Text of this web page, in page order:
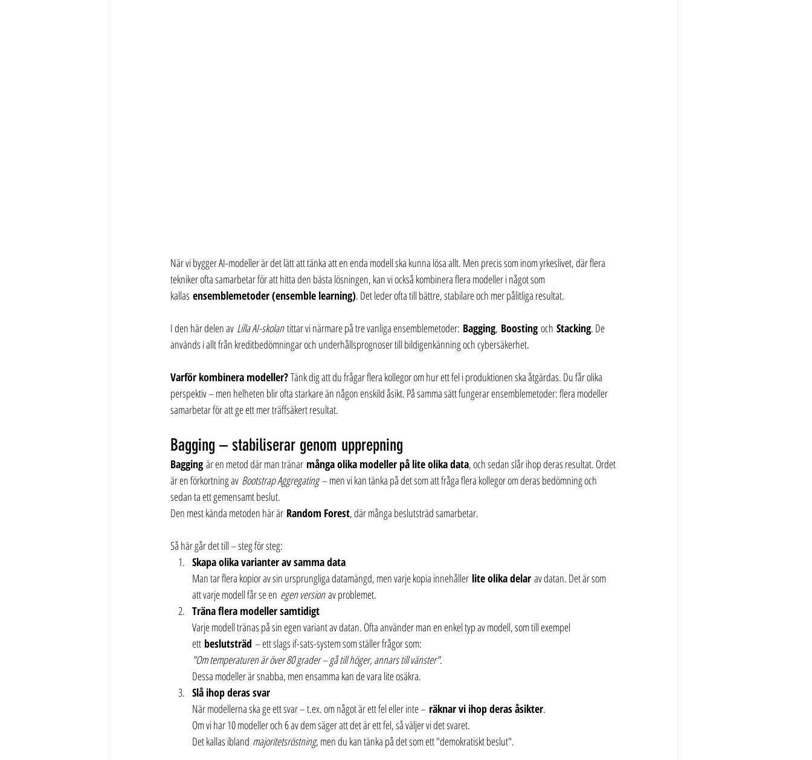
När vi bygger AI-modeller är det lätt att tänka att en enda modell ska kunna lösa allt. Men precis som inom yrkeslivet, där flera
tekniker ofta samarbetar för att hitta den bästa lösningen, kan vi också kombinera flera modeller i något som
kallas ensemblemetoder (ensemble learning). Det leder ofta till bättre, stabilare och mer pålitliga resultat.
I den här delen av Lilla AI-skolan tittar vi närmare på tre vanliga ensemblemetoder: Bagging, Boosting och Stacking. De
används i allt från kreditbedömningar och underhållsprognoser till bildigenkänning och cybersäkerhet.
Varför kombinera modeller? Tänk dig att du frågar flera kollegor om hur ett fel i produktionen ska åtgärdas. Du får olika
perspektiv – men helheten blir ofta starkare än någon enskild åsikt. På samma sätt fungerar ensemblemetoder: flera modeller
samarbetar för att ge ett mer träffsäkert resultat.
Bagging – stabiliserar genom upprepning
Bagging är en metod där man tränar många olika modeller på lite olika data, och sedan slår ihop deras resultat. Ordet
är en förkortning av Bootstrap Aggregating – men vi kan tänka på det som att fråga flera kollegor om deras bedömning och
sedan ta ett gemensamt beslut.
Den mest kända metoden här är Random Forest, där många beslutsträd samarbetar.
Så här går det till – steg för steg:
Skapa olika varianter av samma data
Man tar flera kopior av sin ursprungliga datamängd, men varje kopia innehåller lite olika delar av datan. Det är som
att varje modell får se en egen version av problemet.
Träna flera modeller samtidigt
Varje modell tränas på sin egen variant av datan. Ofta använder man en enkel typ av modell, som till exempel
ett beslutsträd – ett slags if-sats-system som ställer frågor som:
"Om temperaturen är över 80 grader – gå till höger, annars till vänster".
Dessa modeller är snabba, men ensamma kan de vara lite osäkra.
Slå ihop deras svar
När modellerna ska ge ett svar – t.ex. om något är ett fel eller inte – räknar vi ihop deras åsikter.
Om vi har 10 modeller och 6 av dem säger att det är ett fel, så väljer vi det svaret.
Det kallas ibland majoritetsröstning, men du kan tänka på det som ett "demokratiskt beslut".